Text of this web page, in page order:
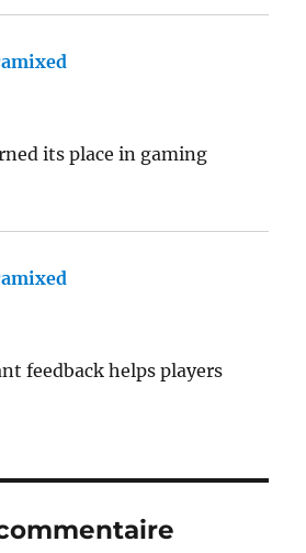
its place in gaming
feedback helps players